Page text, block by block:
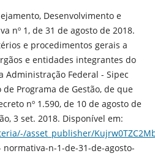
Desenvolvimento e
nº 1, de 31 de agosto de 2018.
e procedimentos gerais a
e entidades integrantes do
Administração Federal - Sipec
Programa de Gestão, de que
nº 1.590, de 10 de agosto de
3 set. 2018. Disponível em:
asset_publisher/
n-1-de-31-de-agosto-